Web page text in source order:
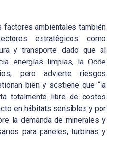
factores ambientales también
estratégicos como
y transporte, dado que al
energías limpias, la Ocde
pero advierte riesgos
bien y sostiene que “la
totalmente libre de costos
en hábitats sensibles y por
la demanda de minerales y
para paneles, turbinas y